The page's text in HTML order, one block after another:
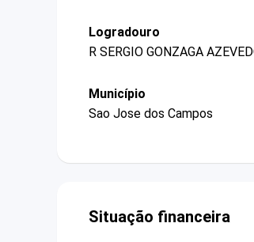
Logradouro
R SERGIO GONZAGA
Município
Sao Jose dos Campos
Situação financeira